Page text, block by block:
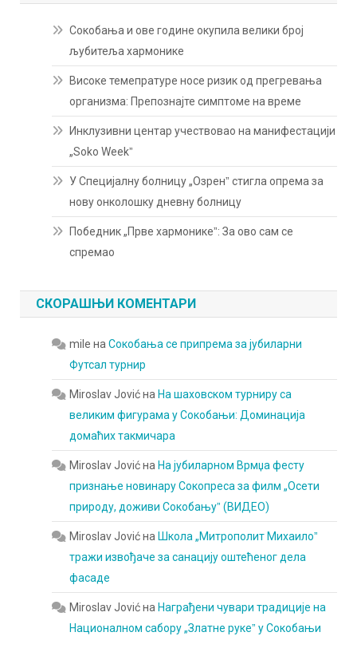
Сокобања и ове године окупила велики број
љубитеља хармонике
Високе темепратуре носе ризик од прегревања
организма: Препознајте симптоме на време
Инклузивни центар учествовао на манифестацији
„Soko Weekˮ
У Специјалну болницу „Озренˮ стигла опрема за
нову онколошку дневну болницу
Победник „Прве хармоникеˮ: За ово сам се
спремао
СКОРАШЊИ КОМЕНТАРИ
mile наСокобања се припрема за јубиларни
Футсал турнир
Miroslav Jovićна На шаховском турниру са
великим фигурама у Сокобањи: Доминација
домаћих такмичара
Miroslav Jovićна На јубиларном Врмџа фесту
признање новинару Сокопреса за филм „Осети
природу, доживи Сокобањуˮ (ВИДЕО)
Miroslav Jovićна Школа „Митрополит Михаилоˮ
тражи извођаче за санацију оштећеног дела
фасаде
Miroslav Jovićна Награђени чувари традиције на
Националном сабору „Златне рукеˮ у Сокобањи